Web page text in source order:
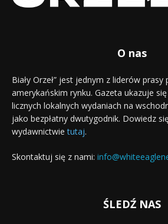
O nas
Biały Orzeł” jest jednym z liderów
amerykańskim rynku. Gazeta ukazuje
licznych lokalnych wydaniach na
jako bezpłatny dwutygodnik. Dowiedz
wydawnictwietutaj.
Skontaktuj się z nami:
ŚLEDŹ NAS